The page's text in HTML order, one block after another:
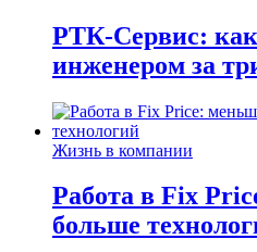
РТК-Сервис:
инженером за
Жизнь в компании
Работа в Fix
больше